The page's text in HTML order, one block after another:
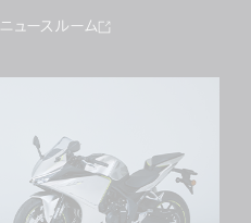
ニュースルーム